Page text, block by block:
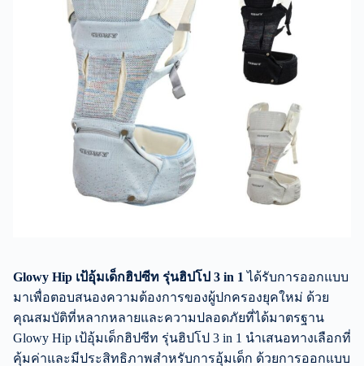
Glowy Hip เป้อุ้มเด็กฮิปซีท รุ่นฮิปโป 3 in 1 ได้รับการออกแบบ
มาเพื่อตอบสนองความต้องการของผู้ปกครองยุคใหม่ ด้วย
คุณสมบัติที่หลากหลายและความปลอดภัยที่ได้มาตรฐาน
Glowy Hip เป้อุ้มเด็กฮิปซีท รุ่นฮิปโป 3 in 1 นำเสนอทางเลือกที่
คุ้มค่าและมีประสิทธิภาพสำหรับการอุ้มเด็ก ด้วยการออกแบบ